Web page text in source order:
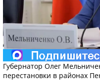
Губернатор Олег
перестановки в районах